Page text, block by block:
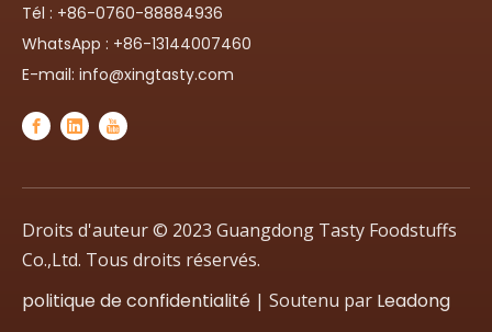
Tél : +86-0760-88884936
WhatsApp : +86-13144007460
E-mail: info@xingtasty.com
Droits d'auteur © 2023 Guangdong Tasty Foodstuffs
Co.,Ltd. Tous droits réservés.
politique de confidentialité | Soutenu par Leadong